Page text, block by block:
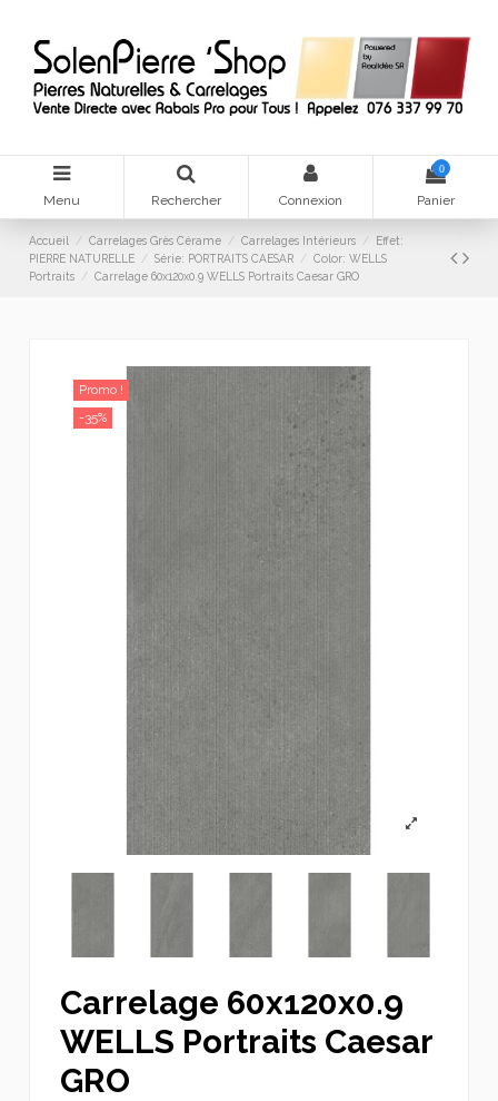
Menu Rechercher Connexion
0
Panier
Accueil Carrelages Grès Cérame Carrelages Intérieurs
Effet:
PIERRE NATURELLE
Série: PORTRAITS CAESAR
Color: WELLS
Portraits
Carrelage 60x120x0.9 WELLS Portraits Caesar GRO
Promo !
-35%
Carrelage 60x120x0.9
WELLS Portraits Caesar
GRO